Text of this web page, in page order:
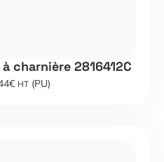
charnière 2816412C
HT(PU)